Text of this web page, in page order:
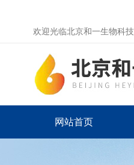
欢迎光临北京和一生物科
网站首页